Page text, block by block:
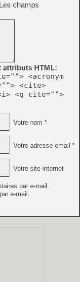
Les champs
attributs HTML:
<acronym
<cite>
<q cite="">
Votre nom *
Votre adresse email *
Votre site internet
par e-mail.
e-mail.